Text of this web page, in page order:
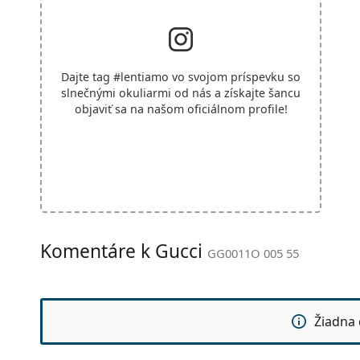
Dajte tag #lentiamo vo svojom príspevku so
slnečnými okuliarmi od nás a získajte šancu
objaviť sa na našom oficiálnom profile!
Komentáre k Gucci GG0011O 005 55
Žiadna